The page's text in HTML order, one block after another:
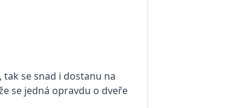
se snad i dostanu na
se jedná opravdu o dveře